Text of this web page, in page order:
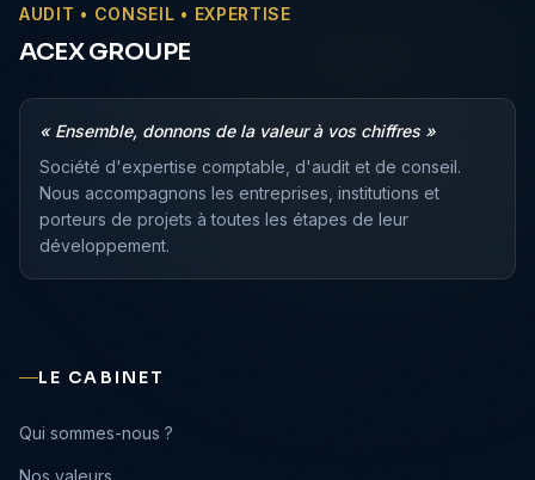
AUDIT • CONSEIL • EXPERTISE
ACEX GROUPE
« Ensemble, donnons de la valeur à vos chiffres »
Société d'expertise comptable, d'audit et de conseil.
Nous accompagnons les entreprises, institutions et
porteurs de projets à toutes les étapes de leur
développement.
LE CABINET
›
Qui sommes-nous ?
›
Nos valeurs